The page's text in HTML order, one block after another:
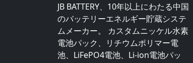
JB BATTERY、10年以上にわたる中国
のバッテリーエネルギー貯蔵システ
ムメーカー。 カスタムニッケル水素
電池パック、リチウムポリマー電
池、LiFePO4電池、Li-ion電池パッ